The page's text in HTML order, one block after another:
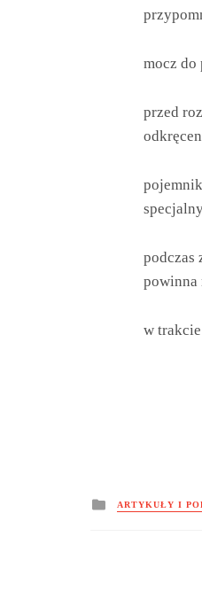
mocz do
przed
podczas
powinna
w
Posted
in
ARTYKUŁY I